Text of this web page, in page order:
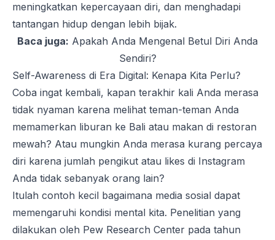
meningkatkan kepercayaan diri, dan menghadapi
tantangan hidup dengan lebih bijak.
Baca juga: Apakah Anda Mengenal Betul Diri Anda
Sendiri?
Self-Awareness di Era Digital: Kenapa Kita Perlu?
Coba ingat kembali, kapan terakhir kali Anda merasa
tidak nyaman karena melihat teman-teman Anda
memamerkan liburan ke Bali atau makan di restoran
mewah? Atau mungkin Anda merasa kurang percaya
diri karena jumlah pengikut atau likes di Instagram
Anda tidak sebanyak orang lain?
Itulah contoh kecil bagaimana media sosial dapat
memengaruhi kondisi mental kita. Penelitian yang
dilakukan oleh Pew Research Center pada tahun